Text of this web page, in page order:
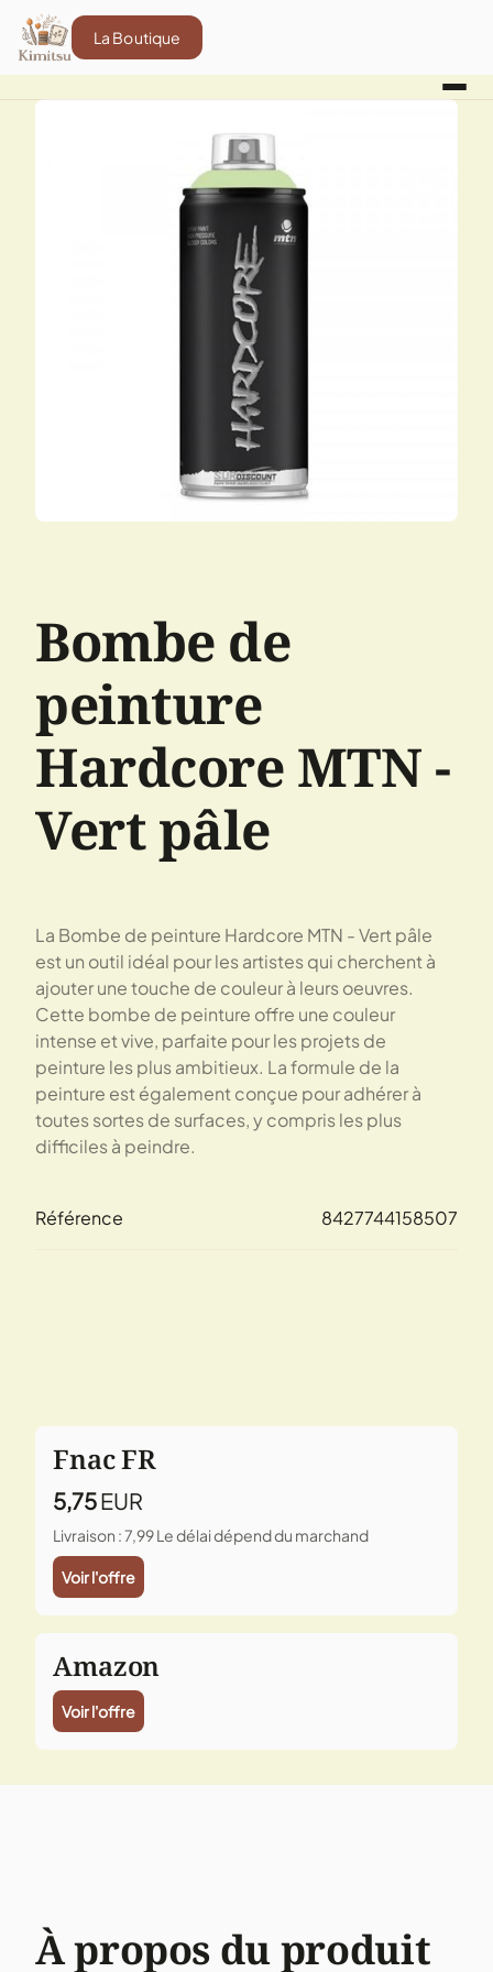
La Boutique
Bombe de
peinture
Hardcore MTN -
Vert pâle
La Bombe de peinture Hardcore MTN - Vert pâle
est un outil idéal pour les artistes qui cherchent à
ajouter une touche de couleur à leurs oeuvres.
Cette bombe de peinture offre une couleur
intense et vive, parfaite pour les projets de
peinture les plus ambitieux. La formule de la
peinture est également conçue pour adhérer à
toutes sortes de surfaces, y compris les plus
difficiles à peindre.
Référence 8427744158507
Fnac FR
5,75EUR
Livraison : 7,99Le délai dépend du marchand
Voir l'offre
Amazon
Voir l'offre
À propos du produit